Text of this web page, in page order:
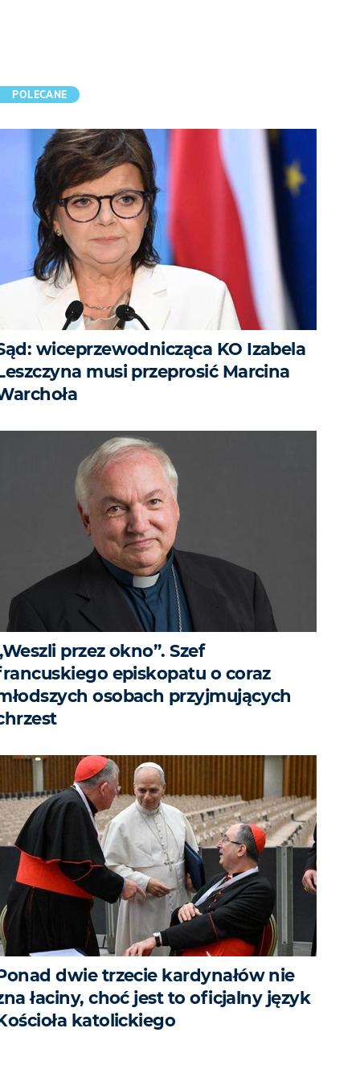
POLECANE
wiceprzewodnicząca KO Izabela
musi przeprosić Marcina
przez okno”. Szef
episkopatu o coraz
osobach przyjmujących
dwie trzecie kardynałów nie
łaciny, choć jest to oficjalny język
katolickiego